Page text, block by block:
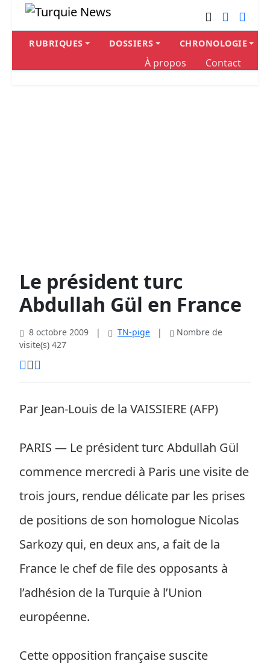
RUBRIQUES DOSSIERS CHRONOLOGIE
À propos Contact
Le président turc
Abdullah Gül en France
8 octobre 2009 | TN-pige |
Nombre de
visite(s) 427
Par Jean-Louis de la VAISSIERE (AFP)
PARIS — Le président turc Abdullah Gül
commence mercredi à Paris une visite de
trois jours, rendue délicate par les prises
de positions de son homologue Nicolas
Sarkozy qui, en deux ans, a fait de la
France le chef de file des opposants à
l’adhésion de la Turquie à l’Union
européenne.
Cette opposition française suscite